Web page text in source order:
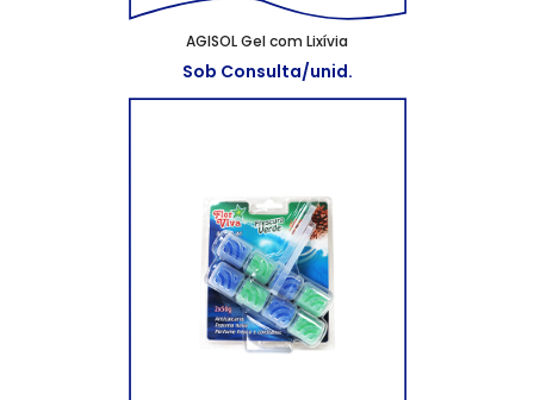
AGISOL Gel com Lixívia
Sob Consulta/unid.